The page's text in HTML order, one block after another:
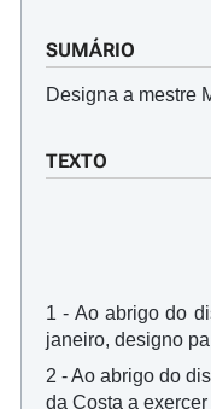
SUMÁRIO
Designa a mestre
TEXTO
1 - Ao abrigo do
janeiro, designo
2 - Ao abrigo do
da Costa a